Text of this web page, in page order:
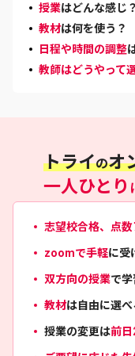
授業はどんな感じ？
教材は何を使う？
日程や時間の調整
教師はどうやって
トライのオ
一人ひとり
志望校合格、点
zoomで手軽に受
双方向の授業で
教材は自由に選べ
授業の変更は前